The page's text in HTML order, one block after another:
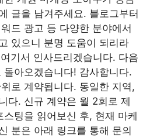
글을 남겨주세요. 블로그부터
드 광고 등 다양한 분야에서
있으니 분명 도움이 되리라
기서 인사드리겠습니다. 다음
아오겠습니다! 감사합니다.
로 계약됩니다. 동일한 지역,
다. 신규 계약은 월 2회로 제
팅을 읽어보신 후, 현재 마케
분은 아래 링크를 통해 문의